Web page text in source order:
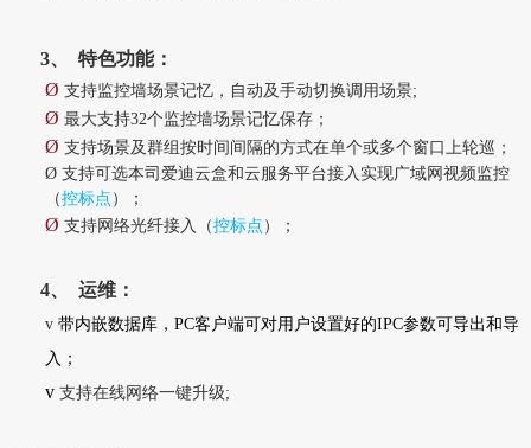
3、
特色功能：
Ø 支持监控墙场景记忆，自动及手动切换调用场景;
Ø 最大支持32个监控墙场景记忆保存；
Ø 支持场景及群组按时间间隔的方式在单个或多个窗口上轮巡；
Ø 支持可选本司爱迪云盒和云服务平台接入实现广域网视频监控
（控标点 ）；
Ø 支持网络光纤接入（控标点 ）；
4、 运维：
v 带内嵌数据库，PC客户端可对用户设置好的IPC参数可导出和导
入；
v 支持在线网络一键升级;